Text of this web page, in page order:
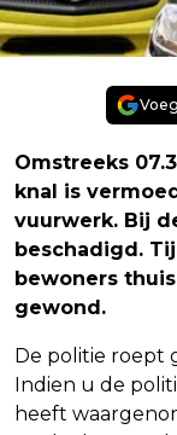
Omstreeks
knal is
vuurwerk. Bij
beschadigd.
bewoners
gewond.
De politie roept
Indien u de
heeft